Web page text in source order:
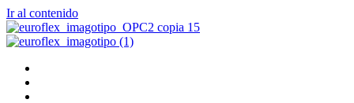
Ir al contenido